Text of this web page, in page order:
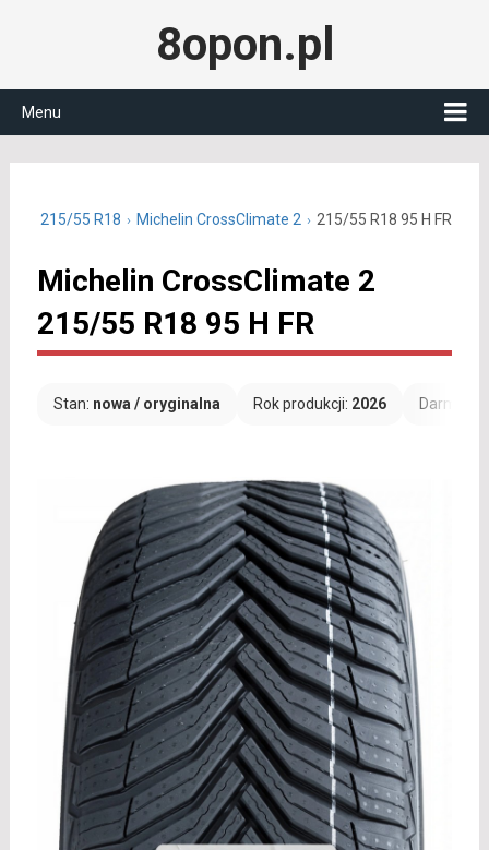
8opon.pl
Menu
215/55 R18 Michelin CrossClimate 2 215/55 R18 95 H FR
Michelin CrossClimate 2
215/55 R18 95 H FR
Stan: nowa / oryginalna Rok produkcji: 2026